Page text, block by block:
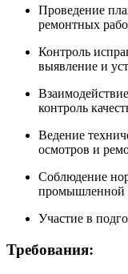
Проведение
ремонтных
Контроль
выявление и
контроль
Ведение
осмотров и
Соблюдение
промышленной
Участие в
Требования: